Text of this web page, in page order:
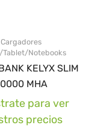
Cargadores
Tablet/Notebooks
KELYX SLIM
MHA
para ver
precios